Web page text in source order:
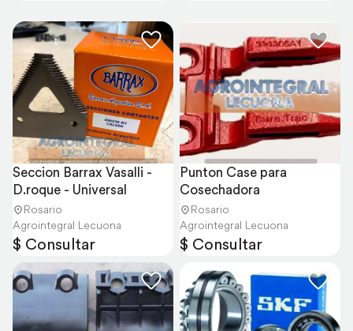
Seccion Barrax Vasalli -
D.roque - Universal
Rosario
Agrointegral Lecuona
$ Consultar
Punton Case para
Cosechadora
Rosario
Agrointegral Lecuona
$ Consultar